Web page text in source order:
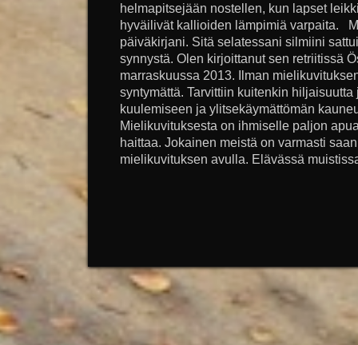
helmapitsejään nostellen, kun lapset
hyväilivät kallioiden lämpimiä varpaita.
päiväkirjani. Sitä selatessani silmiini
synnystä. Olen kirjoittanut sen retriitissä
marraskuussa 2013. Ilman
syntymättä. Tarvittiin kuitenkin
kuulemiseen ja ylitsekäymättömän
Mielikuvituksesta on ihmiselle paljon
haittaa. Jokainen meistä on varmasti
mielikuvituksen avulla. Elävässä